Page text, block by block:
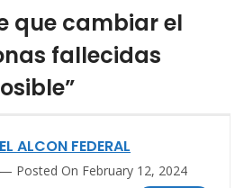
que cambiar el
fallecidas
EL ALCON FEDERAL
Posted On February 12, 2024